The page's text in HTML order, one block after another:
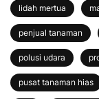
lidah mertua
penjual tanaman
polusi udara
pusat tanaman hias